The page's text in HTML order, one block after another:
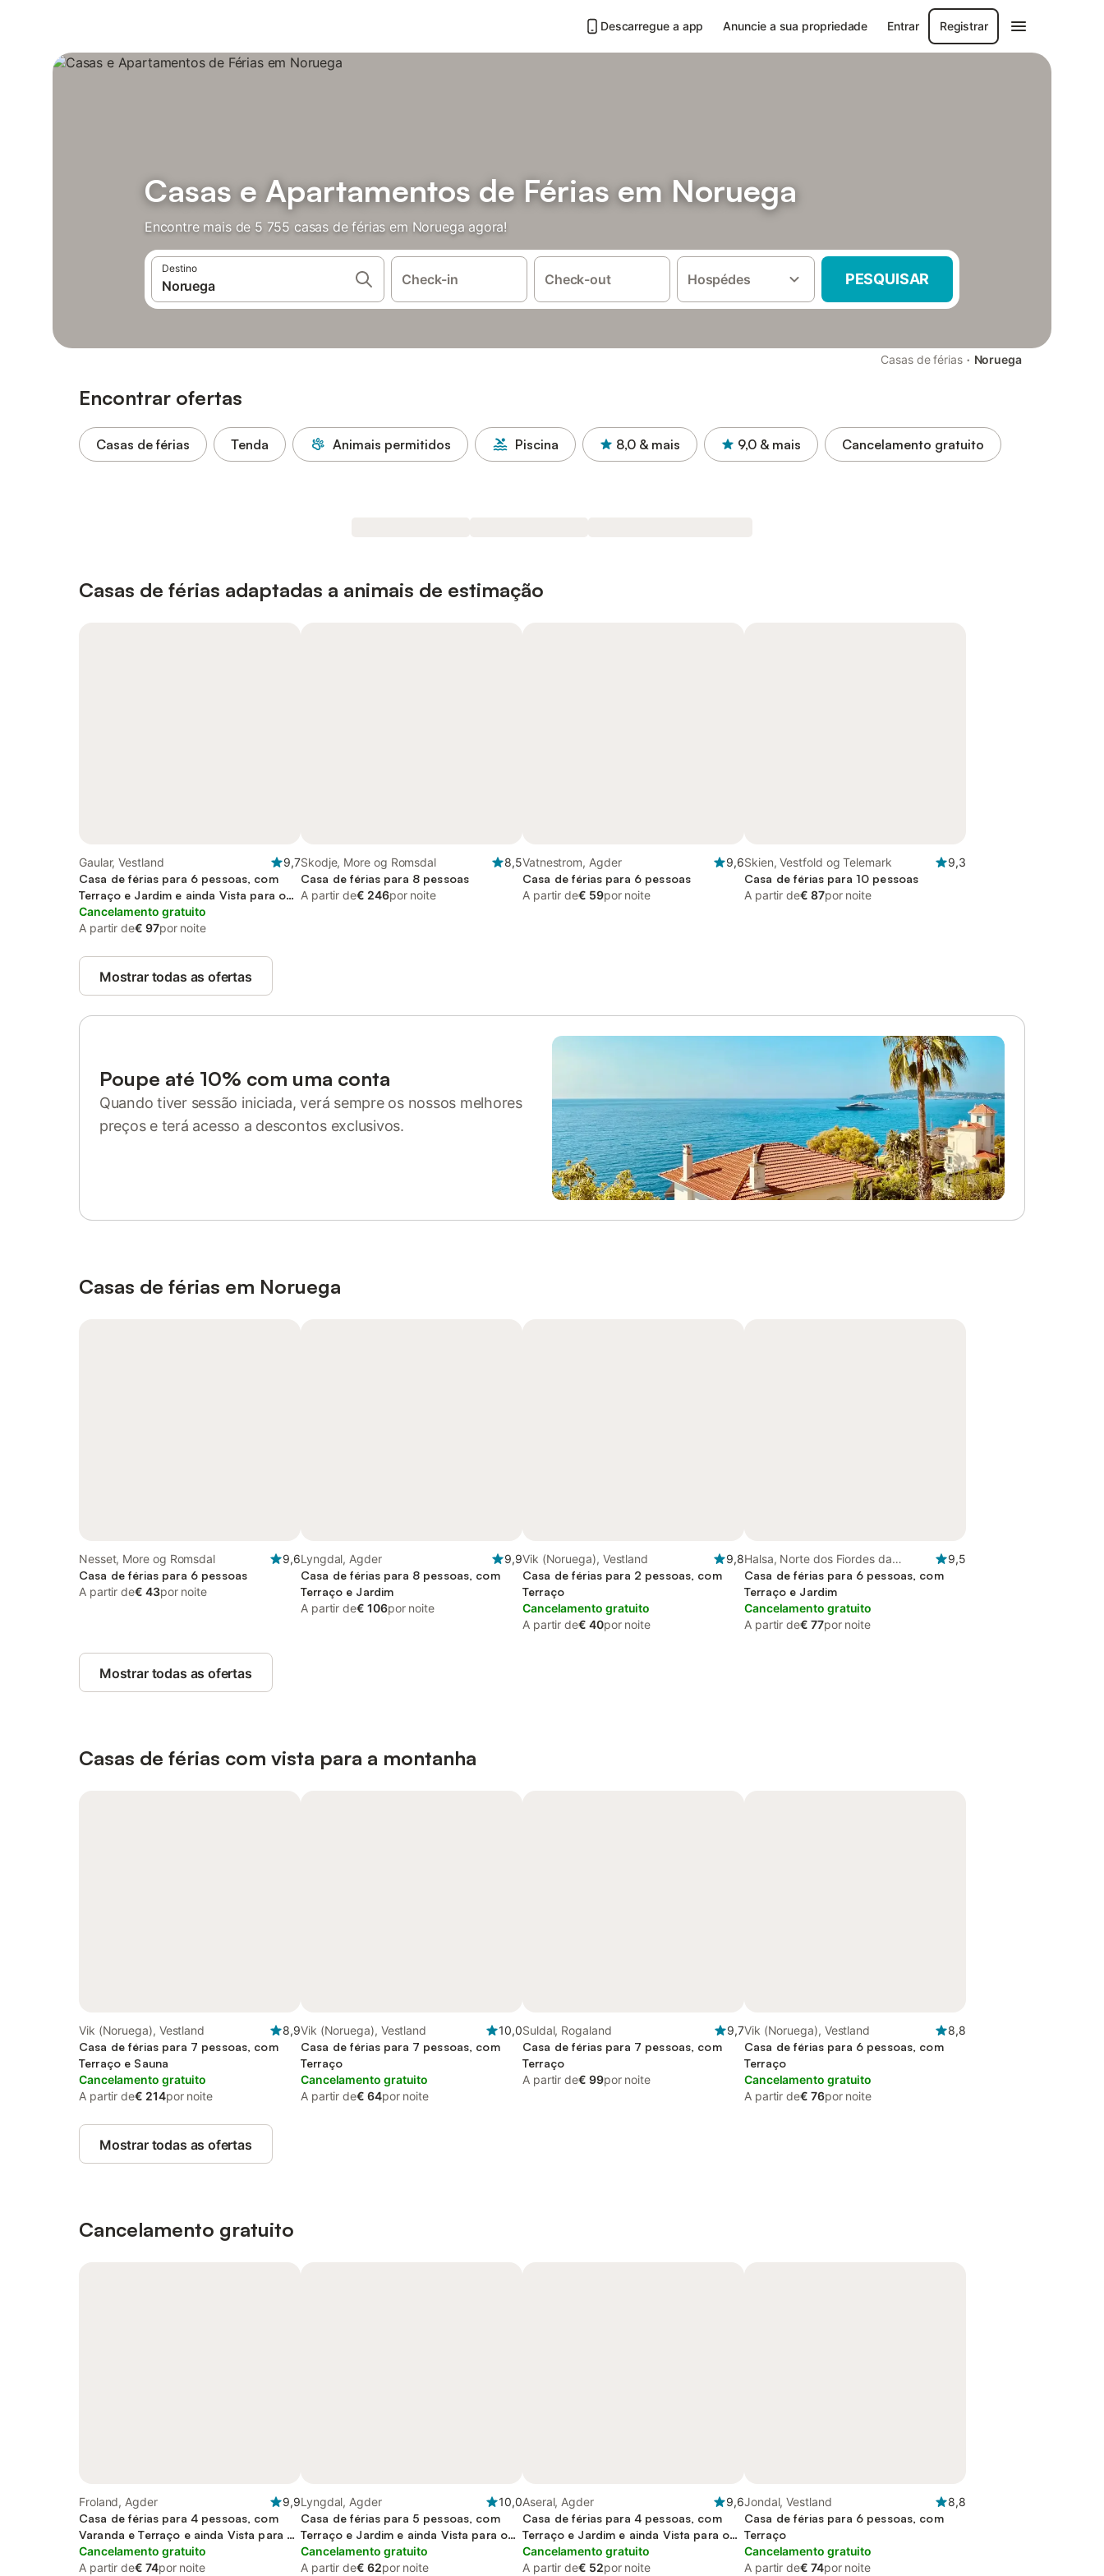
Descarregue a app Anuncie a sua propriedade Entrar Registrar
Casas e Apartamentos de Férias em Noruega
Encontre mais de 5 755 casas de férias em Noruega agora!
Destino
Check-in Check-out Hospédes PESQUISAR
Casas de férias · Noruega
Encontrar ofertas
Casas de férias Tenda Animais permitidos Piscina 8,0 & mais 9,0 & mais Cancelamento gratuito
Casas de férias adaptadas a animais de estimação
Gaular, Vestland
9,7
Casa de férias para 6 pessoas, com
Terraço e Jardim e ainda Vista para o
lago
Cancelamento gratuito
A partir de€ 97por noite
Skodje, More og Romsdal
8,5
Casa de férias para 8 pessoas
A partir de€ 246por noite
Vatnestrom, Agder
9,6
Casa de férias para 6 pessoas
A partir de€ 59por noite
Skien, Vestfold og Telemark
9,3
Casa de férias para 10 pessoas
A partir de€ 87por noite
Mostrar todas as ofertas
Poupe até 10% com uma conta
Quando tiver sessão iniciada, verá sempre os nossos melhores
preços e terá acesso a descontos exclusivos.
Casas de férias em Noruega
Nesset, More og Romsdal
9,6
Casa de férias para 6 pessoas
A partir de€ 43por noite
Lyngdal, Agder
9,9
Casa de férias para 8 pessoas, com
Terraço e Jardim
A partir de€ 106por noite
Vik (Noruega), Vestland
9,8
Casa de férias para 2 pessoas, com
Terraço
Cancelamento gratuito
A partir de€ 40por noite
Halsa, Norte dos Fiordes da
Noruega
9,5
Casa de férias para 6 pessoas, com
Terraço e Jardim
Cancelamento gratuito
A partir de€ 77por noite
Mostrar todas as ofertas
Casas de férias com vista para a montanha
Vik (Noruega), Vestland
8,9
Casa de férias para 7 pessoas, com
Terraço e Sauna
Cancelamento gratuito
A partir de€ 214por noite
Vik (Noruega), Vestland
10,0
Casa de férias para 7 pessoas, com
Terraço
Cancelamento gratuito
A partir de€ 64por noite
Suldal, Rogaland
9,7
Casa de férias para 7 pessoas, com
Terraço
A partir de€ 99por noite
Vik (Noruega), Vestland
8,8
Casa de férias para 6 pessoas, com
Terraço
Cancelamento gratuito
A partir de€ 76por noite
Mostrar todas as ofertas
Cancelamento gratuito
Froland, Agder
9,9
Casa de férias para 4 pessoas, com
Varanda e Terraço e ainda Vista para o
lago
Cancelamento gratuito
A partir de€ 74por noite
Lyngdal, Agder
10,0
Casa de férias para 5 pessoas, com
Terraço e Jardim e ainda Vista para o
lago
Cancelamento gratuito
A partir de€ 62por noite
Aseral, Agder
9,6
Casa de férias para 4 pessoas, com
Terraço e Jardim e ainda Vista para o
lago
Cancelamento gratuito
A partir de€ 52por noite
Jondal, Vestland
8,8
Casa de férias para 6 pessoas, com
Terraço
Cancelamento gratuito
A partir de€ 74por noite